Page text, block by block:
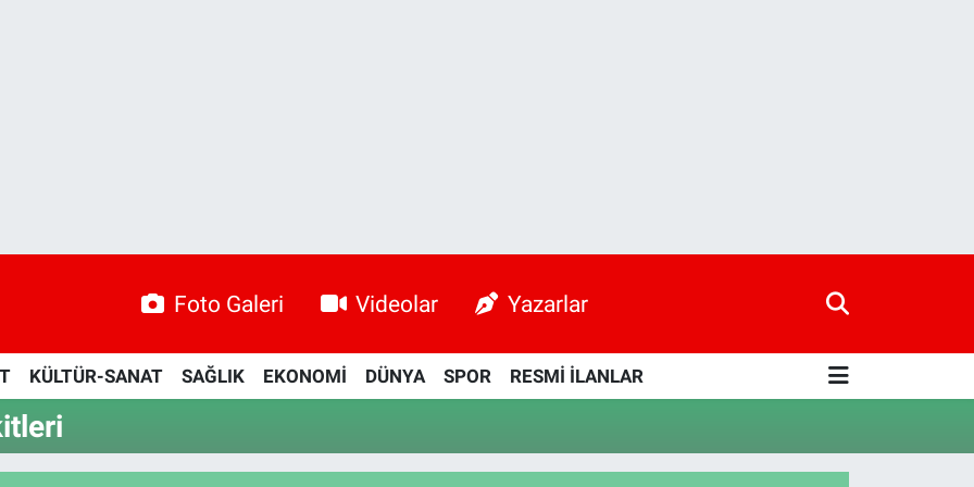
Foto Galeri Videolar Yazarlar
KÜLTÜR-SANAT SAĞLIK EKONOMİ DÜNYA SPOR RESMİ İLANLAR